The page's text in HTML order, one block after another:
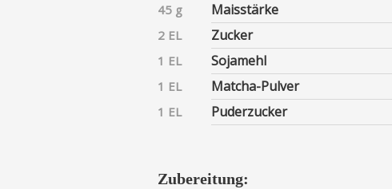
45 g Maisstärke
2 EL Zucker
1 EL Sojamehl
1 EL Matcha-Pulver
1 EL Puderzucker
Zubereitung: